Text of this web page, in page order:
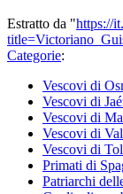
Estratto da "https://
Categorie:
Vescovi di
Vescovi di
Vescovi di
Vescovi di
Vescovi di
Primati di
Patriarchi